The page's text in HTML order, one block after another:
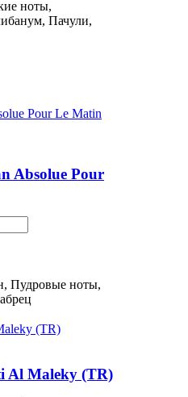
ноты,
Пачули,
Absolue Pour
Пудровые ноты,
Al Maleky (TR)